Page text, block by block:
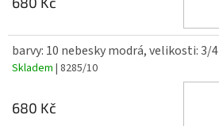
barvy: 10 nebesky modrá, velikosti: 3/4
Skladem | 8285/10
680 Kč